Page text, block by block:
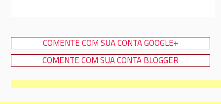
COMENTE COM SUA CONTA GOOGLE+
COMENTE COM SUA CONTA BLOGGER